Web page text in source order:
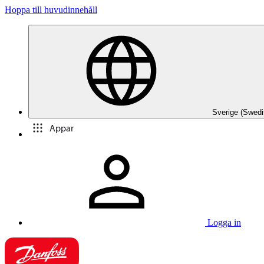
Hoppa till huvudinnehåll
Sverige
Appar
Logga in